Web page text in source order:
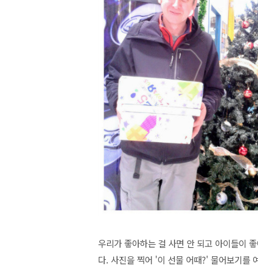
우리가 좋아하는 걸 사면 안 되고 아이들이
다. 사진을 찍어 '이 선물 어때?' 물어보기를